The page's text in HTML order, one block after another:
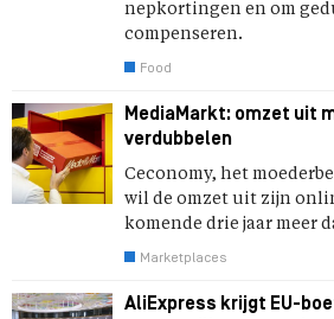
nepkortingen en om
compenseren.
Food
MediaMarkt: omzet uit
verdubbelen
Ceconomy, het
wil de omzet uit zijn
komende drie jaar meer
Marketplaces
AliExpress krijgt EU-